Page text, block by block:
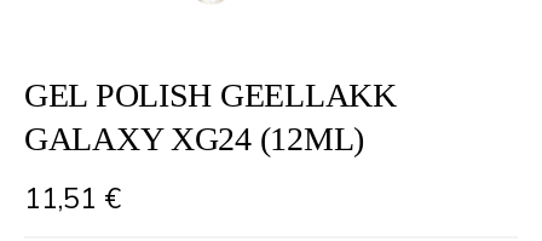
GEL POLISH GEELLAKK
GALAXY XG24 (12ML)
11,51 €